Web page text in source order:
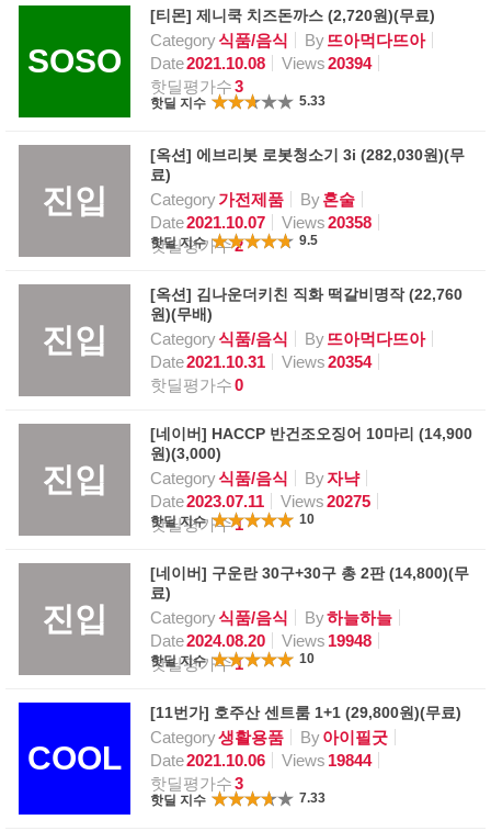
SOSO
[티몬] 제니쿡 치즈돈까스 (2,720원)(무료)
Category식품/음식 By뜨아먹다뜨아
Date2021.10.08 Views20394
핫딜평가수3
핫딜 지수 5.33
진입
[옥션] 에브리봇 로봇청소기 3i (282,030원)(무
료)
Category가전제품 By혼술
Date2021.10.07 Views20358
핫딜평가수2
핫딜 지수 9.5
진입
[옥션] 김나운더키친 직화 떡갈비명작 (22,760
원)(무배)
Category식품/음식 By뜨아먹다뜨아
Date2021.10.31 Views20354
핫딜평가수0
진입
[네이버] HACCP 반건조오징어 10마리 (14,900
원)(3,000)
Category식품/음식 By자냑
Date2023.07.11 Views20275
핫딜평가수1
핫딜 지수 10
진입
[네이버] 구운란 30구+30구 총 2판 (14,800)(무
료)
Category식품/음식 By하늘하늘
Date2024.08.20 Views 19948
핫딜평가수1
핫딜 지수 10
COOL
[11번가] 호주산 센트룸 1+1 (29,800원)(무료)
Category생활용품 By아이필굿
Date2021.10.06 Views 19844
핫딜평가수3
핫딜 지수 7.33